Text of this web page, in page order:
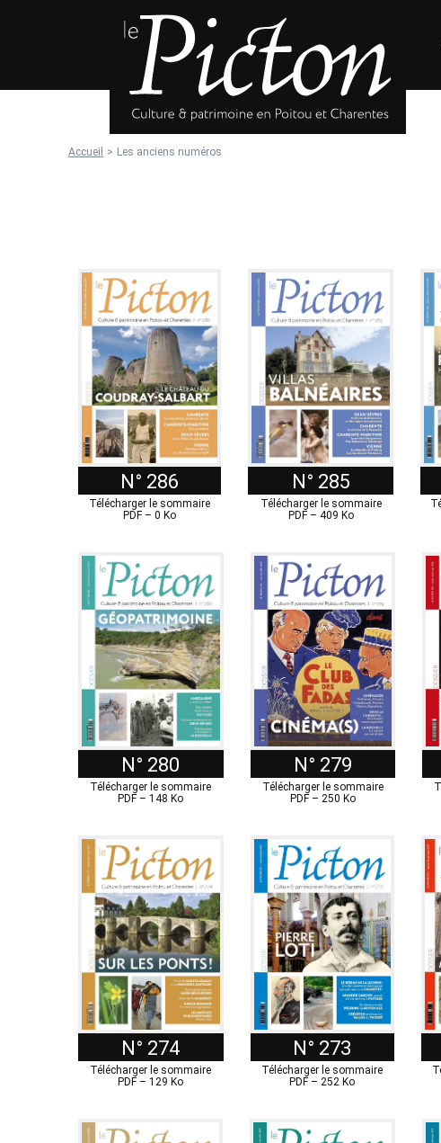
Accueil > Les anciens numéros
N° 286
Télécharger le sommaire
PDF – 0 Ko
N° 285
Télécharger le sommaire
PDF – 409 Ko
N° 280
Télécharger le sommaire
PDF – 148 Ko
N° 279
Télécharger le sommaire
PDF – 250 Ko
N° 274
Télécharger le sommaire
PDF – 129 Ko
N° 273
Télécharger le sommaire
PDF – 252 Ko